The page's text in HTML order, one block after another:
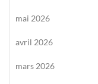
mai 2026
avril 2026
mars 2026